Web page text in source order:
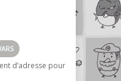
d’adresse pour